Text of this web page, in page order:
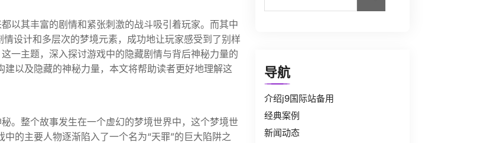
以其丰富的剧情和紧张刺激的战斗吸引着玩家。而其中
设计和多层次的梦境元素，成功地让玩家感受到了别样
一主题，深入探讨游戏中的隐藏剧情与背后神秘力量的
以及隐藏的神秘力量，本文将帮助读者更好地理解这
。整个故事发生在一个虚幻的梦境世界中，这个梦境世
的主要人物逐渐陷入了一个名为“天罪”的巨大陷阱之
导航
介绍j9国际站备用
经典案例
新闻动态